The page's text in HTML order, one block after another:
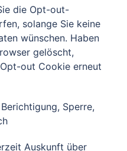
die Opt-out-
solange Sie keine
wünschen. Haben
gelöscht,
out Cookie erneut
Sperre,
Auskunft über